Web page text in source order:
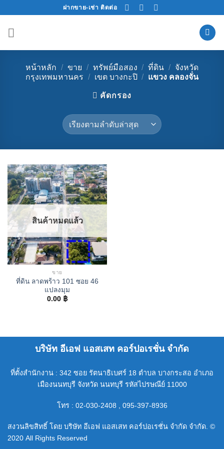
content
ฝากขาย-เช่า ติดต่อ
หน้าหลัก / ขาย / ทรัพย์มือสอง / ที่ดิน / จังหวัด
กรุงเทพมหานคร / เขต บางกะปิ / แขวง คลองจั่น
คัดกรอง
สินค้าหมดแล้ว
ขาย
ที่ดิน ลาดพร้าว 101 ซอย 46
แปลงมุม
0.00 ฿
บริษัท อีเอฟ แอสเสท คอร์ปอเรชั่น จำกัด
ที่ตั้งสำนักงาน : 342 ซอย รัตนาธิเบศร์ 18 ตำบล บางกระสอ อำเภอ
เมืองนนทบุรี จังหวัด นนทบุรี รหัสไปรษณีย์ 11000
โทร : 02-030-2408 , 095-397-8936
สงวนลิขสิทธิ์ โดย บริษัท อีเอฟ แอสเสท คอร์ปอเรชั่น จำกัด จำกัด. ©
2020 All Rights Reserved